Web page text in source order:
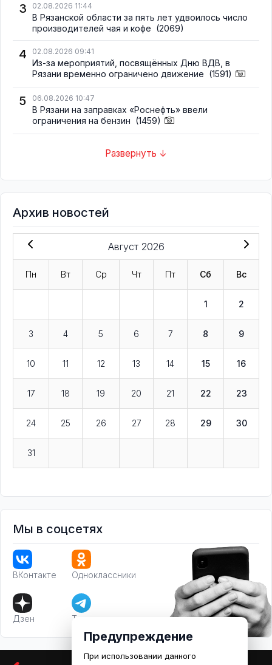
3 02.08.2026 11:44
В Рязанской области за пять лет удвоилось число
производителей чая и кофе (2069)
4 02.08.2026 09:41
Из-за мероприятий, посвящённых Дню ВДВ, в
Рязани временно ограничено движение (1591)
5 06.08.2026 10:47
В Рязани на заправках «Роснефть» ввели
ограничения на бензин (1459)
Развернуть ↓
Архив новостей
Август 2026
Пн Вт Ср Чт Пт Сб Вс
1 2
3 4 5 6 7 8 9
10 11 12 13 14 15 16
17 18 19 20 21 22 23
24 25 26 27 28 29 30
31
Мы в соцсетях
ВКонтакте Одноклассники
Дзен Телеграм
Предупреждение
При использовании данного